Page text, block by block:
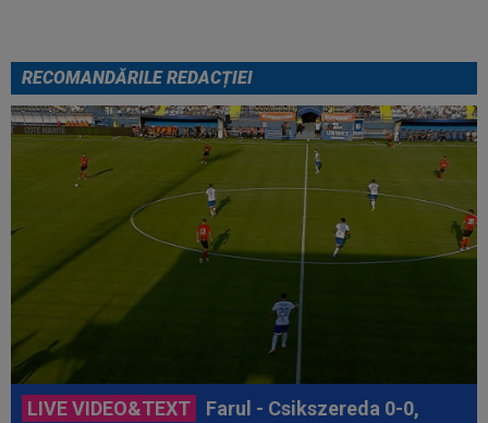
RECOMANDĂRILE REDACȚIEI
LIVE VIDEO&TEXT
Farul - Csikszereda 0-0,